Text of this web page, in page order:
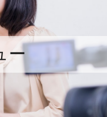
ー